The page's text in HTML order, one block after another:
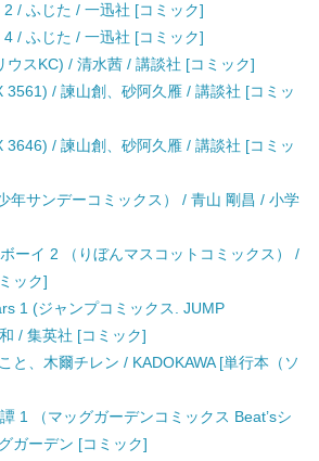
/ ふじた / 一迅社 [コミック]
/ ふじた / 一迅社 [コミック]
ウスKC) / 清水茜 / 講談社 [コミック]
3561) / 諫山創、砂阿久雁 / 講談社 [コミッ
3646) / 諫山創、砂阿久雁 / 講談社 [コミッ
年サンデーコミックス） / 青山 剛昌 / 小学
ーイ 2 （りぼんマスコットコミックス） /
ック]
1 (ジャンプコミックス. JUMP
/ 集英社 [コミック]
と、木爾チレン / KADOKAWA [単行本（ソ
1 （マッグガーデンコミックス Beat’sシ
ガーデン [コミック]